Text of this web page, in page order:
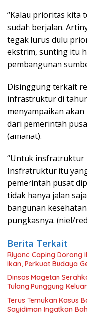
“Kalau prioritas kita
sudah berjalan.
tegak lurus dulu
ekstrim, sunting itu
pembangunan
Disinggung terkait
infrastruktur di
menyampaikan
dari pemerintah
(amanat).
“Untuk insfratruktur
Insfratruktur itu
pemerintah pusat
tidak hanya jalan
bangunan
pungkasnya. (niel/
Berita Terkait
Riyono Caping Dorong
Ikan, Perkuat Budaya
Dinsos Magetan
Tulang Punggung
Terus Temukan Kasus
Sayidiman Ingatkan